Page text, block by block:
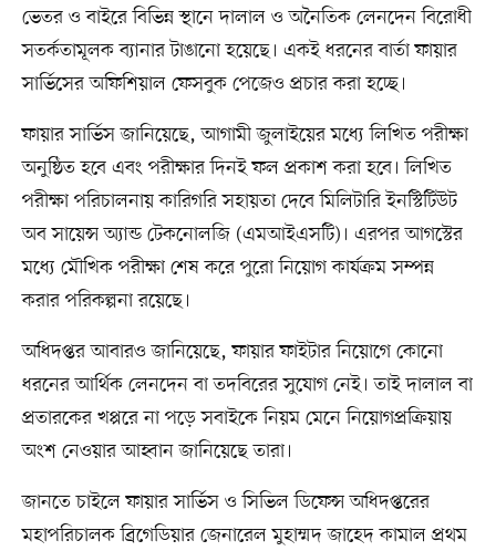
ভেতর ও বাইরে বিভিন্ন স্থানে দালাল ও অনৈতিক লেনদেন বিরোধী
সতর্কতামূলক ব্যানার টাঙানো হয়েছে। একই ধরনের বার্তা ফায়ার
সার্ভিসের অফিশিয়াল ফেসবুক পেজেও প্রচার করা হচ্ছে।
ফায়ার সার্ভিস জানিয়েছে, আগামী জুলাইয়ের মধ্যে লিখিত পরীক্ষা
অনুষ্ঠিত হবে এবং পরীক্ষার দিনই ফল প্রকাশ করা হবে। লিখিত
পরীক্ষা পরিচালনায় কারিগরি সহায়তা দেবে মিলিটারি ইনস্টিটিউট
অব সায়েন্স অ্যান্ড টেকনোলজি (এমআইএসটি)। এরপর আগস্টের
মধ্যে মৌখিক পরীক্ষা শেষ করে পুরো নিয়োগ কার্যক্রম সম্পন্ন
করার পরিকল্পনা রয়েছে।
অধিদপ্তর আবারও জানিয়েছে, ফায়ার ফাইটার নিয়োগে কোনো
ধরনের আর্থিক লেনদেন বা তদবিরের সুযোগ নেই। তাই দালাল বা
প্রতারকের খপ্পরে না পড়ে সবাইকে নিয়ম মেনে নিয়োগপ্রক্রিয়ায়
অংশ নেওয়ার আহ্বান জানিয়েছে তারা।
জানতে চাইলে ফায়ার সার্ভিস ও সিভিল ডিফেন্স অধিদপ্তরের
মহাপরিচালক ব্রিগেডিয়ার জেনারেল মুহাম্মদ জাহেদ কামাল প্রথম